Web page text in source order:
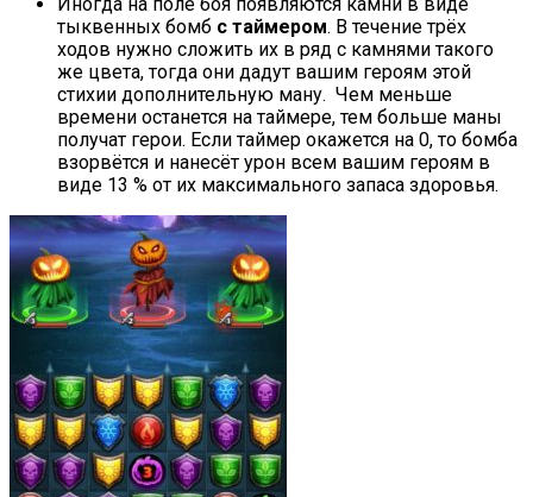
тыквенных бомб с таймером. В течение трёх
ходов нужно сложить их в ряд с камнями такого
же цвета, тогда они дадут вашим героям этой
стихии дополнительную ману. Чем меньше
времени останется на таймере, тем больше маны
получат герои. Если таймер окажется на 0, то бомба
взорвётся и нанесёт урон всем вашим героям в
виде 13 % от их максимального запаса здоровья.